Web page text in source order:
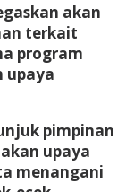
akan
terkait
program
upaya
pimpinan
upaya
menangani